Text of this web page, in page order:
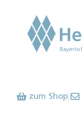
zum Shop